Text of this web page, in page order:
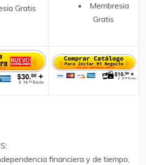
Gratis
Membresia
Gratis
financiera y de tiempo,